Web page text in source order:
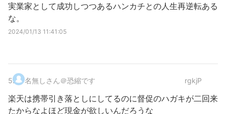
実業家として成功しつつあるハンカチとの人生再逆転ある
な。
2024/01/13 11:41:05
5. 名無しさん＠恐縮です rgkjP
楽天は携帯引き落としにしてるのに督促のハガキが二回来
たからなよほど現金が欲しいんだろうな